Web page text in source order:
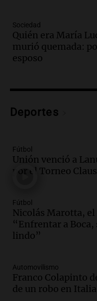
avanza con
accidente en
Panorama Federal
Episodios
tributo todos
Episodios
sea, va a ser
La Cadena del Gol
Episodios
en ludopatía:
mano es muy
La Argentina, hoy
Episodios
sobre los
Amamos
Episodios
Sociedad
Quién era María
murió quemada:
esposo
Deportes
Fútbol
Unión venció a
por el Torneo
Fútbol
Nicolás Marotta, el
“Enfrentar a Boca,
lindo”
Automovilismo
Franco Colapinto
de un robo en